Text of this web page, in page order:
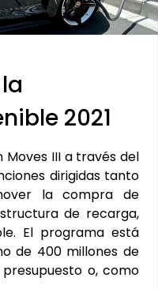
2021
Moves III a través del
dirigidas tanto
la compra de
de recarga,
El programa está
de 400 millones de
o, como